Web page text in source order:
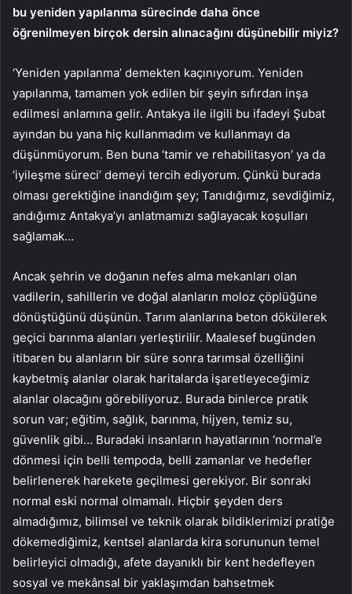
bu yeniden yapılanma sürecinde daha önce
öğrenilmeyen birçok dersin alınacağını düşünebilir miyiz?
‘Yeniden yapılanma’ demekten kaçınıyorum. Yeniden
yapılanma, tamamen yok edilen bir şeyin sıfırdan inşa
edilmesi anlamına gelir. Antakya ile ilgili bu ifadeyi Şubat
ayından bu yana hiç kullanmadım ve kullanmayı da
düşünmüyorum. Ben buna ‘tamir ve rehabilitasyon’ ya da
‘iyileşme süreci’ demeyi tercih ediyorum. Çünkü burada
olması gerektiğine inandığım şey; Tanıdığımız, sevdiğimiz,
andığımız Antakya’yı anlatmamızı sağlayacak koşulları
sağlamak…
Ancak şehrin ve doğanın nefes alma mekanları olan
vadilerin, sahillerin ve doğal alanların moloz çöplüğüne
dönüştüğünü düşünün. Tarım alanlarına beton dökülerek
geçici barınma alanları yerleştirilir. Maalesef bugünden
itibaren bu alanların bir süre sonra tarımsal özelliğini
kaybetmiş alanlar olarak haritalarda işaretleyeceğimiz
alanlar olacağını görebiliyoruz. Burada binlerce pratik
sorun var; eğitim, sağlık, barınma, hijyen, temiz su,
güvenlik gibi… Buradaki insanların hayatlarının ‘normal’e
dönmesi için belli tempoda, belli zamanlar ve hedefler
belirlenerek harekete geçilmesi gerekiyor. Bir sonraki
normal eski normal olmamalı. Hiçbir şeyden ders
almadığımız, bilimsel ve teknik olarak bildiklerimizi pratiğe
dökemediğimiz, kentsel alanlarda kira sorununun temel
belirleyici olmadığı, afete dayanıklı bir kent hedefleyen
sosyal ve mekânsal bir yaklaşımdan bahsetmek